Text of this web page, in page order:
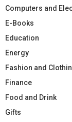
Computers and
E-Books
Education
Energy
Fashion and
Finance
Food and Drink
Gifts